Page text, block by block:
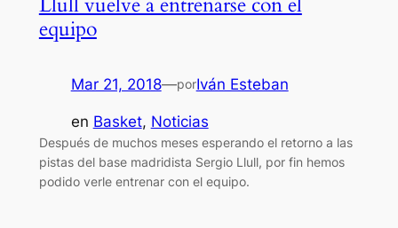
equipo
Mar 21, 2018—porIván Esteban
en Basket, Noticias
Después de muchos meses esperando el retorno a las
pistas del base madridista Sergio Llull, por fin hemos
podido verle entrenar con el equipo.